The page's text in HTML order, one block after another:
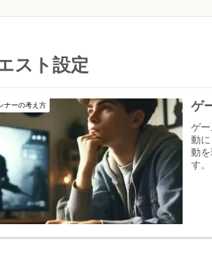
スト設定
ナーの考え方 ゲ
ゲ
動
動
す。